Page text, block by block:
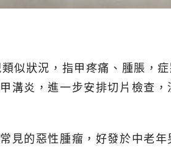
似狀況，指甲疼痛、腫脹，
溝炎，進一步安排切片檢查
的惡性腫瘤，好發於中老年